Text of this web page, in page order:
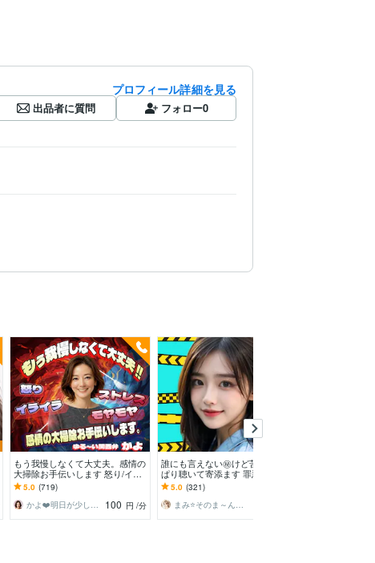
プロフィール詳細を見る
出品者に質問 フォロー0
もう我慢しなくて大丈夫。感情の
大掃除お手伝いします 怒り/イラ
イラ/モヤモヤ/ストレス/焦り/感情
爆発/本音
5.0 (719)
かよ❤️明日が少し楽しみになる場所
100 円 /分
誰にも言えない㊙️けど苦しいやっ
ぱり聴いて寄添ます 罪悪感/性癖/
嘘/恥/言葉にする事で、あなたが
変わる体験を
5.0 (321)
まみ⭐そのま～んまのあなたでお帰りなさい